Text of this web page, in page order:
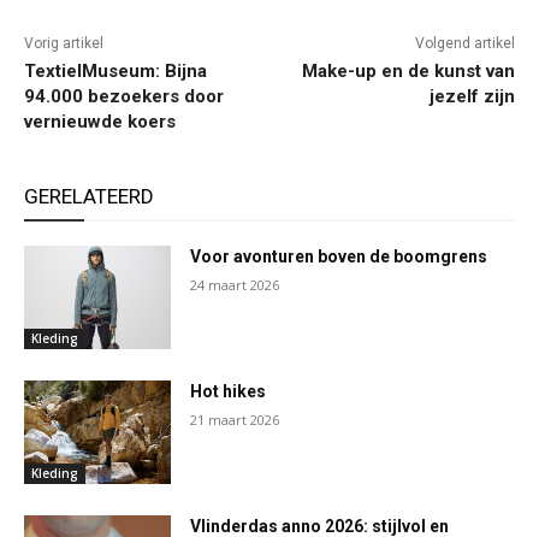
Vorig artikel
TextielMuseum: Bijna
94.000 bezoekers door
vernieuwde koers
Volgend artikel
Make-up en de kunst van
jezelf zijn
GERELATEERD
Kleding
Voor avonturen boven de boomgrens
24 maart 2026
Kleding
Hot hikes
21 maart 2026
Vlinderdas anno 2026: stijlvol en